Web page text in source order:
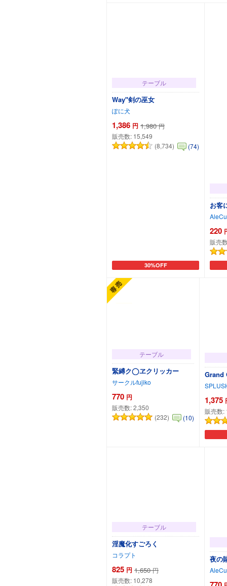
テーブル
Way''剣の巫女
ぽに犬
1,386 円 1,980 円
販売数: 15,549
(8,734)
(74)
30%OFF
カートに追加
お客
220
販売
テーブル
緊縛ク◯ヱクリッカー
サークルfujiko
770 円
販売数:2,350
(232)
(10)
Grand
1,375
販売数:
テーブル
淫魔化すごろく
コラプト
825 円 1,650 円
販売数: 10,278
夜の